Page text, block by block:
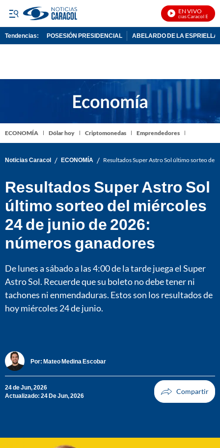
EN VIVO
Noticias Caracol En Vivo
Tendencias: POSESIÓN PRESIDENCIAL ABELARDO DE LA ESPRIELLA
ECONOMÍA Dólar hoy Criptomonedas Emprendedores
Noticias Caracol / ECONOMÍA / Resultados Super Astro Sol último sorteo
Resultados Super Astro Sol
último sorteo del miércoles
24 de junio de 2026:
números ganadores
De lunes a sábado a las 4:00 de la tarde juega el Super
Astro Sol. Recuerde que su boleto no debe tener ni
tachones ni enmendaduras. Estos son los resultados de
hoy miércoles 24 de junio.
Por: Mateo Medina Escobar
24 de Jun, 2026
Actualizado: 24 De Jun, 2026